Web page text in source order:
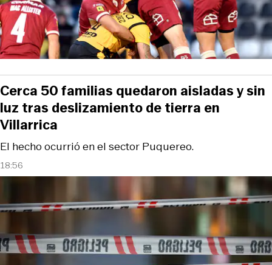
18:56
El hecho ocurrió en el sector Puquereo.
Cerca 50 familias quedaron aisladas y sin
luz tras deslizamiento de tierra en
Villarrica